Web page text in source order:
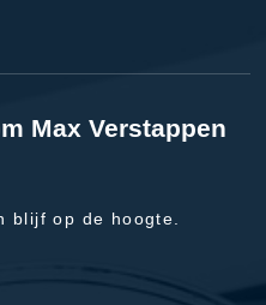
Max Verstappen
blijf op de hoogte.